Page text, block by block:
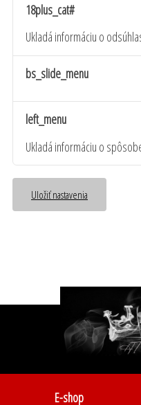
18plus_cat#
Ukladá informáciu o
bs_slide_menu
left_menu
Ukladá informáciu o
Uložiť nastavenia
E-shop